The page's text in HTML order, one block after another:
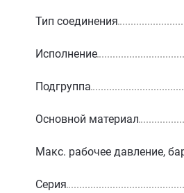
Тип соединения
Исполнение
Подгруппа
Основной материал
Макс. рабочее давление,
Серия